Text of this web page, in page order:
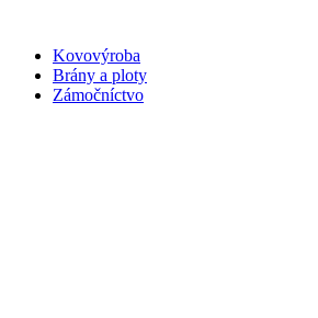
obsah
Kovovýroba
Brány a ploty
Zámočníctvo